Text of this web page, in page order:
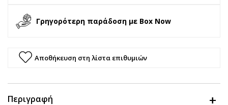
Γρηγορότερη παράδοση με Box Now
Αποθήκευση στη λίστα επιθυμιών
Περιγραφή